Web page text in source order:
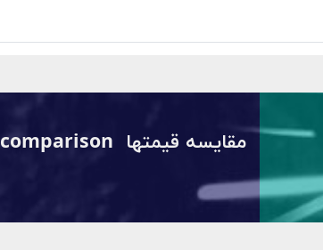
مقایسه قیمتها Price comparison